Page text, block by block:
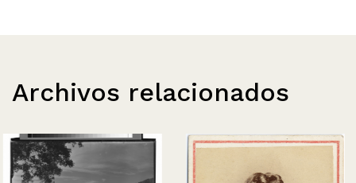
Archivos relacionados